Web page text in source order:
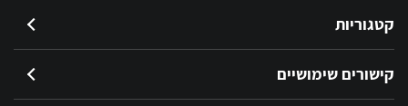
קטגוריות
קישורים שימושיים